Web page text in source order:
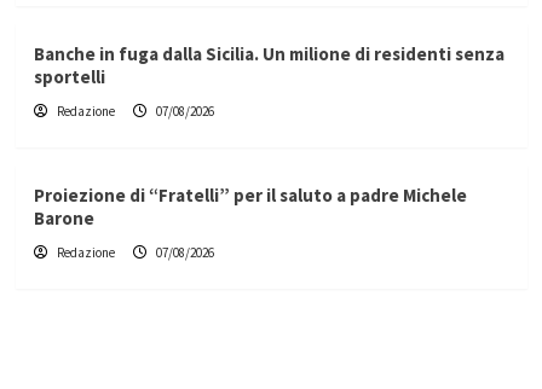
Banche in fuga dalla Sicilia. Un milione di residenti senza
sportelli
Redazione 07/08/2026
Proiezione di “Fratelli” per il saluto a padre Michele
Barone
Redazione 07/08/2026